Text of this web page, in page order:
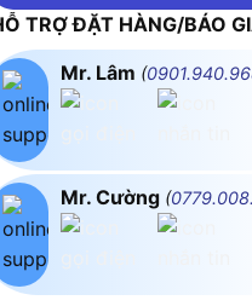
TRỢ ĐẶT HÀNG/BÁO
Mr. Lâm (
Mr. Cường (